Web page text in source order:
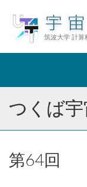
筑波大学 計算
つくば
第64回